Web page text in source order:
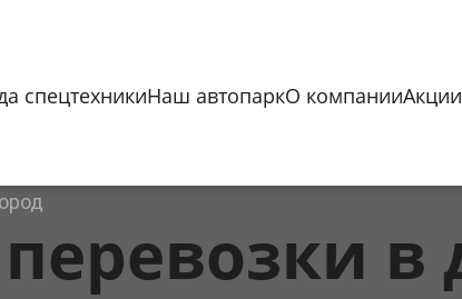
спецтехникиНаш автопаркО компанииАкции
в